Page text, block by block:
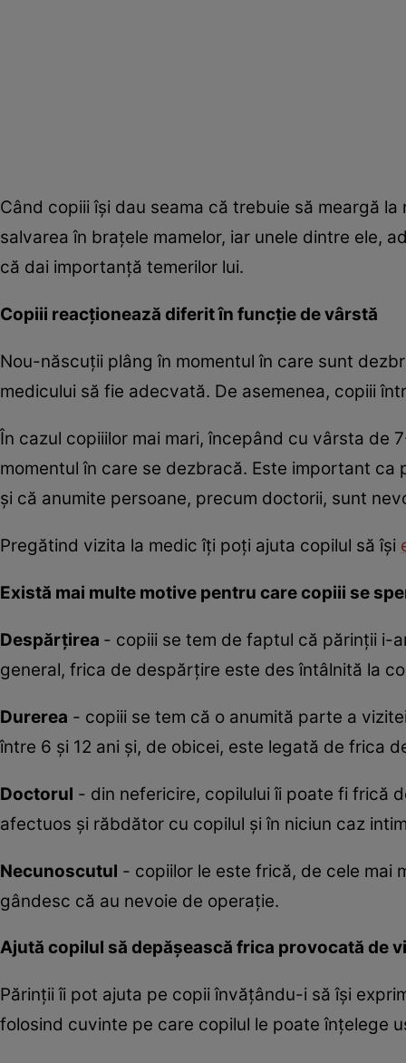
Când copiii îşi dau seama că trebuie să meargă
salvarea în braţele mamelor, iar unele dintre ele,
că dai importanţă temerilor lui.
Copiii reacţionează diferit în funcţie de vârstă
Nou-născuţii plâng în momentul în care sunt
medicului să fie adecvată. De asemenea, copiii
În cazul copiiilor mai mari, începând cu vârsta de
momentul în care se dezbracă. Este important
şi că anumite persoane, precum doctorii, sunt
Pregătind vizita la medic îţi poţi ajuta copilul să îşi
Există mai multe motive pentru care copiii se
Despărţirea - copiii se tem de faptul că părinţii i-
general, frica de despărţire este des întâlnită la
Durerea - copiii se tem că o anumită parte a
între 6 şi 12 ani şi, de obicei, este legată de frica
Doctorul - din nefericire, copilului îi poate fi frică
afectuos şi răbdător cu copilul şi în niciun caz
Necunoscutul - copiilor le este frică, de cele mai
gândesc că au nevoie de operaţie.
Ajută copilul să depăşească frica provocată de
Părinţii îi pot ajuta pe copii învăţându-i să îşi
folosind cuvinte pe care copilul le poate înţelege